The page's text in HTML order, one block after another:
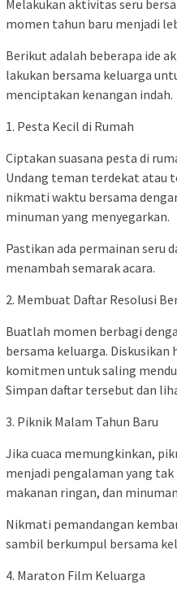
Melakukan aktivitas seru
momen tahun baru menjadi
Berikut adalah beberapa ide
lakukan bersama keluarga
menciptakan kenangan indah.
1. Pesta Kecil di Rumah
Ciptakan suasana pesta di
Undang teman terdekat atau
nikmati waktu bersama
minuman yang menyegarkan.
Pastikan ada permainan seru
menambah semarak acara.
2. Membuat Daftar Resolusi
Buatlah momen berbagi
bersama keluarga. Diskusikan
komitmen untuk saling
Simpan daftar tersebut dan
3. Piknik Malam Tahun Baru
Jika cuaca memungkinkan,
menjadi pengalaman yang
makanan ringan, dan
Nikmati pemandangan
sambil berkumpul bersama
4. Maraton Film Keluarga